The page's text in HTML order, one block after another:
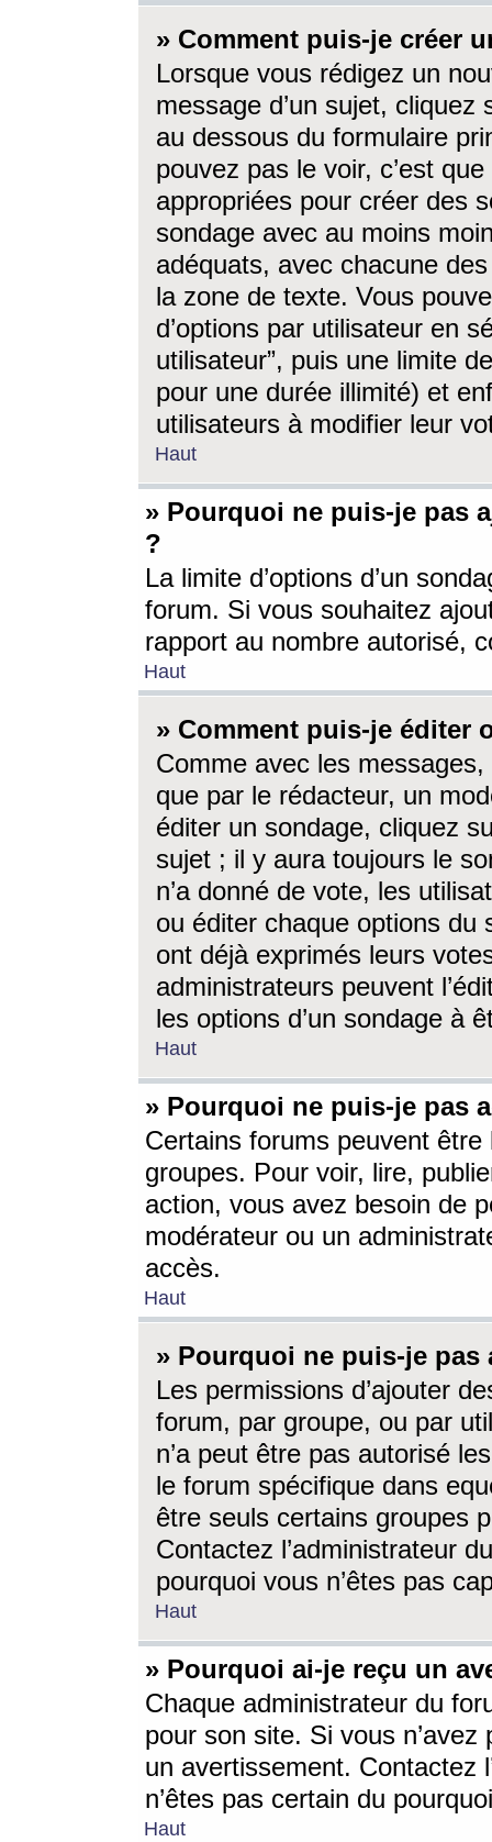
» Comment puis-je créer
Lorsque vous rédigez un
message d’un sujet, cliquez
au dessous du formulaire
pouvez pas le voir, c’est
appropriées pour créer des
sondage avec au moins
adéquats, avec chacune
la zone de texte. Vous
d’options par utilisateur en
utilisateur”, puis une limite
pour une durée illimité) et
utilisateurs à modifier leur
Haut
» Pourquoi ne puis-je pas
?
La limite d’options d’un
forum. Si vous souhaitez
rapport au nombre autorisé,
Haut
» Comment puis-je éditer
Comme avec les
que par le rédacteur, un
éditer un sondage, cliquez
sujet ; il y aura toujours le
n’a donné de vote, les
ou éditer chaque options du
ont déjà exprimés leurs
administrateurs peuvent
les options d’un sondage à
Haut
» Pourquoi ne puis-je pas
Certains forums peuvent être
groupes. Pour voir, lire,
action, vous avez besoin de
modérateur ou un
accès.
Haut
» Pourquoi ne puis-je
Les permissions d’ajouter
forum, par groupe, ou par
n’a peut être pas autorisé
le forum spécifique dans
être seuls certains groupes
Contactez l’administrateur
pourquoi vous n’êtes pas
Haut
» Pourquoi ai-je reçu un
Chaque administrateur du
pour son site. Si vous
un avertissement. Contactez
n’êtes pas certain du
Haut